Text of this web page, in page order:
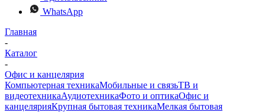
WhatsApp
Главная
-
Каталог
-
Офис и канцелярия
Компьютерная техникаМобильные и связьТВ и
видеотехникаАудиотехникаФото и оптикаОфис и
канцелярияКрупная бытовая техникаМелкая бытовая